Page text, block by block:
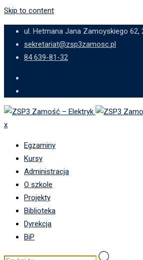
Skip to content
ul. Hetmana Jana Zamoyskiego
sekretariat@zsp3zamosc.pl
84 639-81-32
x
Egzaminy
Kursy
Administracja
O szkole
Projekty
Biblioteka
Dyrekcja
BiP